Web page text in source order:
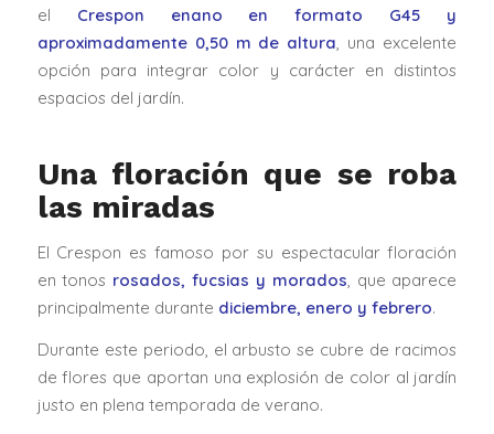
el Crespon enano en formato G45 y
aproximadamente 0,50 m de altura, una excelente
opción para integrar color y carácter en distintos
espacios del jardín.
Una floración que se roba
las miradas
El Crespon es famoso por su espectacular floración
en tonos rosados, fucsias y morados, que aparece
principalmente durante diciembre, enero y febrero.
Durante este periodo, el arbusto se cubre de racimos
de flores que aportan una explosión de color al jardín
justo en plena temporada de verano.